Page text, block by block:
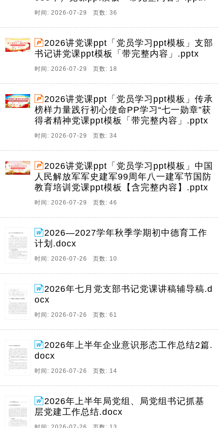
时间: 2026-07-29 页数: 36
2026讲党课ppt「党员学习ppt模板」支部
书记讲党课ppt模板「带完整内容」.pptx
时间: 2026-07-29 页数: 18
2026讲党课ppt「党员学习ppt模板」传承
榜样力量践行初心使命PP学习“七一勋章”获
得者精神党课ppt模板「带完整内容」.pptx
时间: 2026-07-29 页数: 34
2026讲党课ppt「党员学习ppt模板」中国
人民解放军军史建军99周年八一建军节国防
教育培训党课ppt模板【含完整内容】.pptx
时间: 2026-07-29 页数: 46
2026—2027学年秋季学期初中德育工作
计划.docx
时间: 2026-07-26 页数: 10
2026年七月党支部书记党课讲稿辅导稿.d
ocx
时间: 2026-07-26 页数: 61
2026年上半年企业意识形态工作总结2篇.
docx
时间: 2026-07-26 页数: 14
2026年上半年局党组、局党组书记抓基
层党建工作总结.docx